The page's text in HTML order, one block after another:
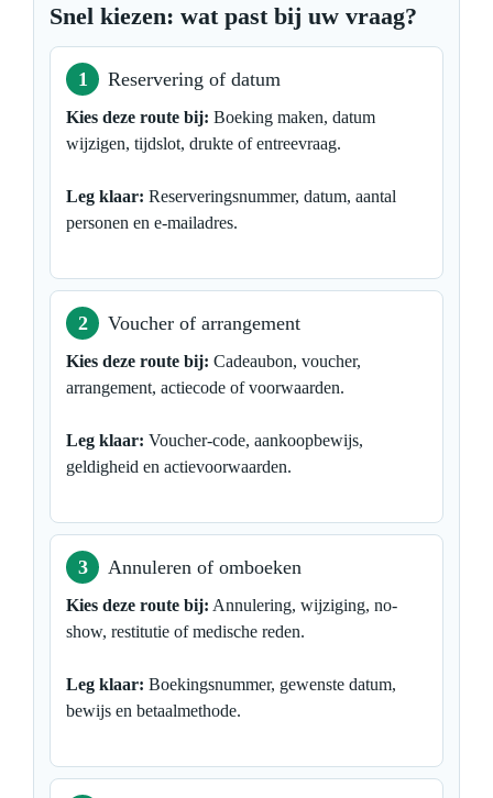
Snel kiezen: wat past bij uw vraag?
1 Reservering of datum
Kies deze route bij: Boeking maken, datum
wijzigen, tijdslot, drukte of entreevraag.
Leg klaar: Reserveringsnummer, datum, aantal
personen en e-mailadres.
2 Voucher of arrangement
Kies deze route bij: Cadeaubon, voucher,
arrangement, actiecode of voorwaarden.
Leg klaar: Voucher-code, aankoopbewijs,
geldigheid en actievoorwaarden.
3 Annuleren of omboeken
Kies deze route bij: Annulering, wijziging, no-
show, restitutie of medische reden.
Leg klaar: Boekingsnummer, gewenste datum,
bewijs en betaalmethode.